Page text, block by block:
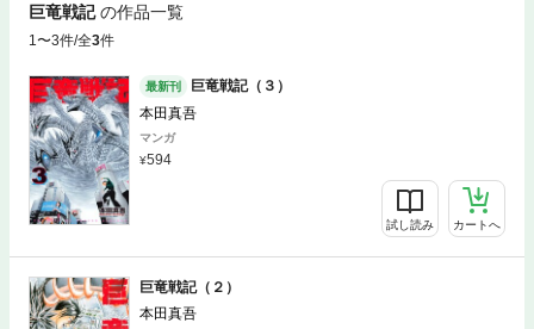
巨竜戦記 の作品一覧
1〜3件/全3件
最新刊
巨竜戦記（３）
本田真吾
マンガ
594
試し読み カートへ
巨竜戦記（２）
本田真吾